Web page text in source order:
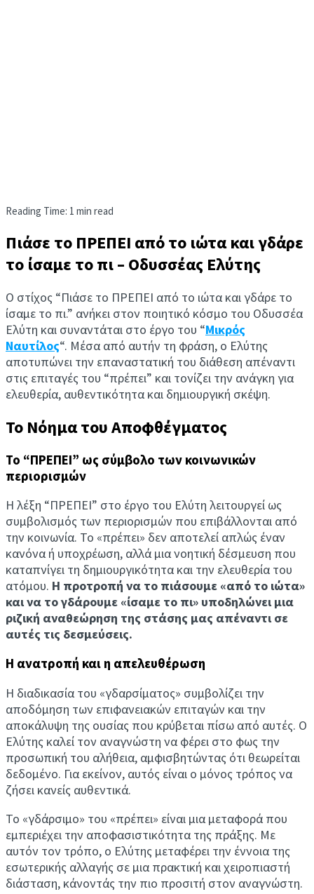
Reading Time: 1 min read
Πιάσε το ΠΡΕΠΕΙ από το ιώτα και γδάρε
το ίσαμε το πι – Οδυσσέας Ελύτης
Ο στίχος “Πιάσε το ΠΡΕΠΕΙ από το ιώτα και γδάρε το
ίσαμε το πι.” ανήκει στον ποιητικό κόσμο του Οδυσσέα
Ελύτη και συναντάται στο έργο του “Μικρός
Ναυτίλος“. Μέσα από αυτήν τη φράση, ο Ελύτης
αποτυπώνει την επαναστατική του διάθεση απέναντι
στις επιταγές του “πρέπει” και τονίζει την ανάγκη για
ελευθερία, αυθεντικότητα και δημιουργική σκέψη.
Το Νόημα του Αποφθέγματος
Το “ΠΡΕΠΕΙ” ως σύμβολο των κοινωνικών
περιορισμών
Η λέξη “ΠΡΕΠΕΙ” στο έργο του Ελύτη λειτουργεί ως
συμβολισμός των περιορισμών που επιβάλλονται από
την κοινωνία. Το «πρέπει» δεν αποτελεί απλώς έναν
κανόνα ή υποχρέωση, αλλά μια νοητική δέσμευση που
καταπνίγει τη δημιουργικότητα και την ελευθερία του
ατόμου. Η προτροπή να το πιάσουμε «από το ιώτα»
και να το γδάρουμε «ίσαμε το πι» υποδηλώνει μια
ριζική αναθεώρηση της στάσης μας απέναντι σε
αυτές τις δεσμεύσεις.
Η ανατροπή και η απελευθέρωση
Η διαδικασία του «γδαρσίματος» συμβολίζει την
αποδόμηση των επιφανειακών επιταγών και την
αποκάλυψη της ουσίας που κρύβεται πίσω από αυτές. Ο
Ελύτης καλεί τον αναγνώστη να φέρει στο φως την
προσωπική του αλήθεια, αμφισβητώντας ότι θεωρείται
δεδομένο. Για εκείνον, αυτός είναι ο μόνος τρόπος να
ζήσει κανείς αυθεντικά.
Το «γδάρσιμο» του «πρέπει» είναι μια μεταφορά που
εμπεριέχει την αποφασιστικότητα της πράξης. Με
αυτόν τον τρόπο, ο Ελύτης μεταφέρει την έννοια της
εσωτερικής αλλαγής σε μια πρακτική και χειροπιαστή
διάσταση, κάνοντάς την πιο προσιτή στον αναγνώστη.